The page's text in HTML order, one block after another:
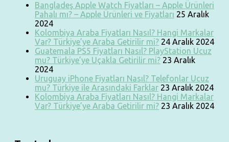
Bangladeş Apple Watch Fiyatları – Apple Ürünleri
Pahalı mı? – Apple Ürünleri ve Fiyatları 25 Aralık
2024
Kolombiya Araba Fiyatları Nasıl? Hangi Markalar
Var? Türkiye’ye Araba Getirilir mi? 24 Aralık 2024
Guatemala PS5 Fiyatları Nasıl? PlayStation Ucuz
mu? Türkiye’ye Uçakla Getirilir mi? 23 Aralık
2024
Uruguay iPhone Fiyatları Nasıl? Telefonlar Ucuz
mu? Türkiye ile Arasındaki Farklar 23 Aralık 2024
Kolombiya Araba Fiyatları Nasıl? Hangi Markalar
Var? Türkiye’ye Araba Getirilir mi? 23 Aralık 2024